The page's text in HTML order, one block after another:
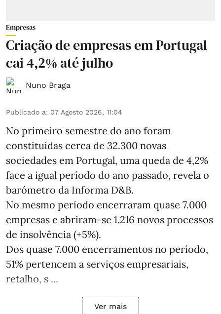
Empresas
Criação de empresas em Portugal
cai 4,2% até julho
Nuno Braga
Publicado a: 07 Agosto 2026, 11:04
No primeiro semestre do ano foram
constituídas cerca de 32.300 novas
sociedades em Portugal, uma queda de 4,2%
face a igual período do ano passado, revela o
barómetro da Informa D&B.
No mesmo período encerraram quase 7.000
empresas e abriram‑se 1.216 novos processos
de insolvência (+5%).
Dos quase 7.000 encerramentos no período,
51% pertencem a serviços empresariais,
retalho, s ...
Ver mais